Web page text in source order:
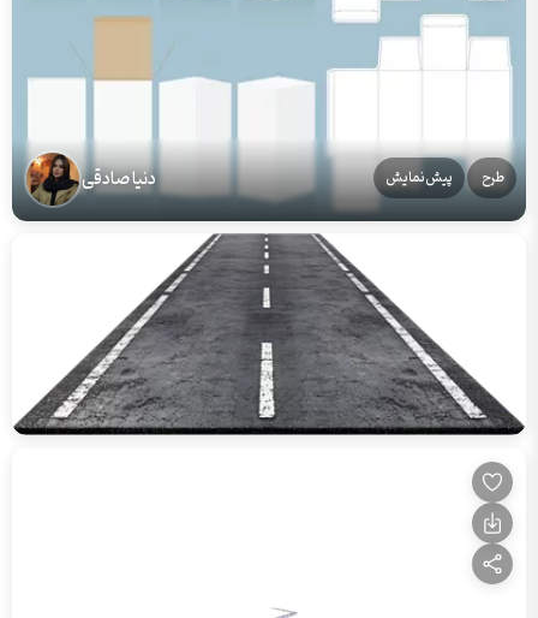
طرح پیش‌نمایش دنیا صادقی